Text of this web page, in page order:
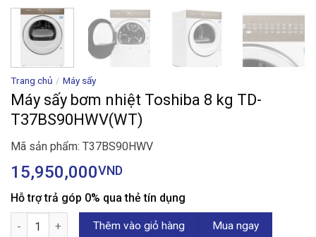
Trang chủ / Máy sấy
Máy sấy bơm nhiệt Toshiba 8 kg TD-
T37BS90HWV(WT)
Mã sản phẩm: T37BS90HWV
15,950,000VND
Hỗ trợ trả góp 0% qua thẻ tín dụng
Máy sấy bơm nhiệt Toshiba 8 kg TD-T37BS90HWV(WT) số lượng
Thêm vào giỏ hàng Mua ngay